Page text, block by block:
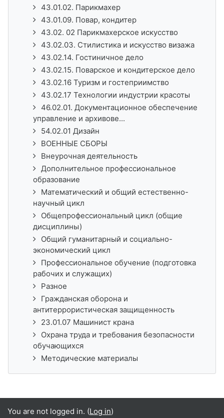
43.01.02. Парикмахер
43.01.09. Повар, кондитер
43.02. 02 Парикмахерское искусство
43.02.03. Стилистика и искусство визажа
43.02.14. Гостиничное дело
43.02.15. Поварское и кондитерское дело
43.02.16 Туризм и гостеприимство
43.02.17 Технологии индустрии красоты
46.02.01. Документационное обеспечение
управление и архивове...
54.02.01 Дизайн
ВОЕННЫЕ СБОРЫ
Внеурочная деятельность
Дополнительное профессиональное
образование
Математический и общий естественно-
научный цикл
Общепрофессиональный цикл (общие
дисциплины)
Общий гуманитарный и социально-
экономический цикл
Профессиональное обучение (подготовка
рабочих и служащих)
Разное
Гражданская оборона и
антитеррористическая защищенность
23.01.07 Машинист крана
Охрана труда и требования безопасности
обучающихся
Методические материалы
You are not logged in. (Log in)